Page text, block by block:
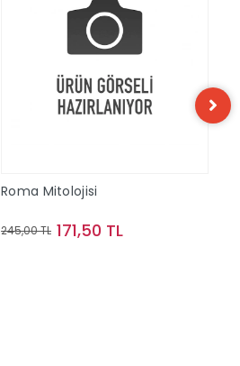
Roma Mitolojisi
245,00 TL 171,50 TL